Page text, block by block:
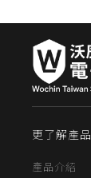
更了解產品
產品介紹